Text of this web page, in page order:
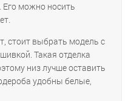
Его можно носить
стоит выбрать модель с
Такая отделка
низ лучше оставить
удобны белые,